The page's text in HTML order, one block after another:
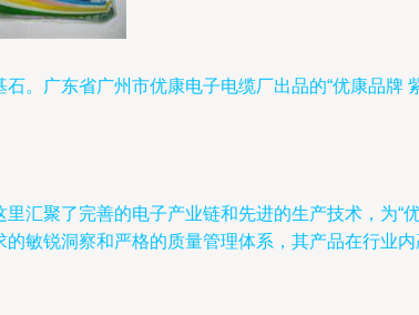
。广东省广州市优康电子电缆厂出品的“优康品牌
聚了完善的电子产业链和先进的生产技术，为“
敏锐洞察和严格的质量管理体系，其产品在行业内